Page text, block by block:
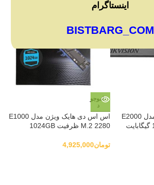
اس اس دی هایک ویژن مدل E2000
ناموجو
د
اس اس دی هایک ویژن مدل E1000
M.2 2280 ظرفیت 1024GB
تومان4,925,000
اینستاگرام
BISTBARG_COM